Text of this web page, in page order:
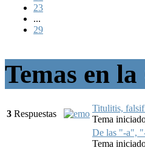
23
...
29
Temas en
3 Respuestas
Titulitis,
Tema
De las "-a",
Tema